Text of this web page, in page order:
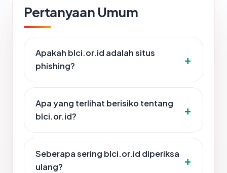
Pertanyaan Umum
Apakah blci.or.id adalah situs
phishing?
Apa yang terlihat berisiko tentang
blci.or.id?
Seberapa sering blci.or.id diperiksa
ulang?